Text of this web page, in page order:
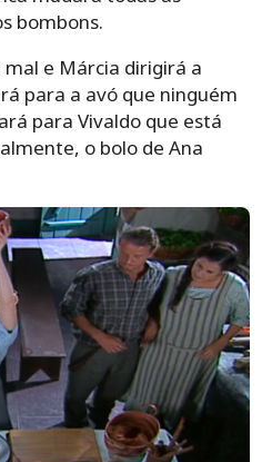
bombons.
e Márcia dirigirá a
para a avó que ninguém
para Vivaldo que está
o bolo de Ana